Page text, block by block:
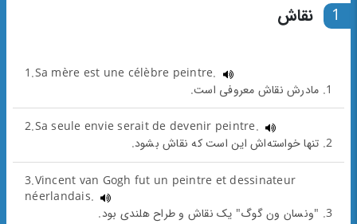
1 نقاش
1.Sa mère est une célèbre peintre.
1. مادرش نقاش معروفی است.
2.Sa seule envie serait de devenir peintre.
2. تنها خواسته‌اش این است که نقاش بشود.
3.Vincent van Gogh fut un peintre et dessinateur
néerlandais.
3. "ونسان ون گوگ" یک نقاش و طراح هلندی بود.